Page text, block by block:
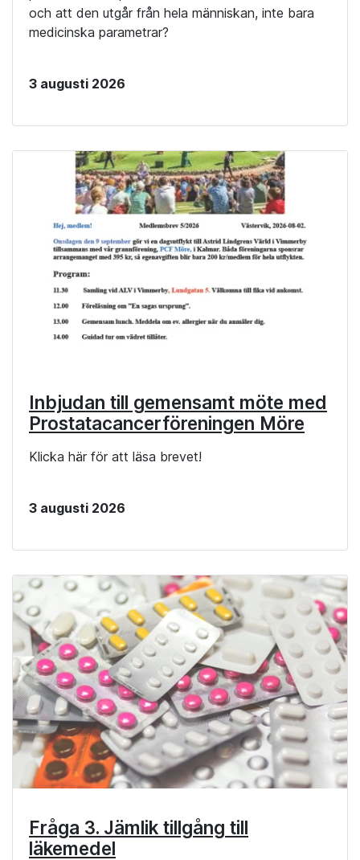
och att den utgår från hela människan, inte bara
medicinska parametrar?
3 augusti 2026
Inbjudan till gemensamt möte med
Prostatacancerföreningen Möre
Klicka här för att läsa brevet!
3 augusti 2026
Fråga 3. Jämlik tillgång till
läkemedel